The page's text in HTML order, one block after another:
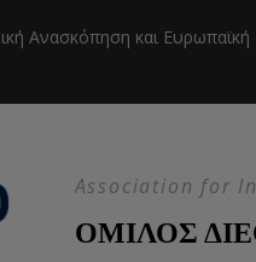
Ανασκόπηση και Ευρωπαϊκή
Association for
ΟΜΙΛΟΣ